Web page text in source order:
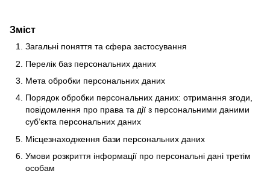
Зміст
Загальні поняття та сфера застосування
Перелік баз персональних даних
Мета обробки персональних даних
Порядок обробки персональних даних: отримання згоди,
повідомлення про права та дії з персональними даними
суб’єкта персональних даних
Місцезнаходження бази персональних даних
Умови розкриття інформації про персональні дані третім
особам